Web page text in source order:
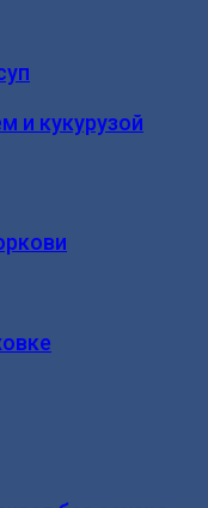
и кукурузой